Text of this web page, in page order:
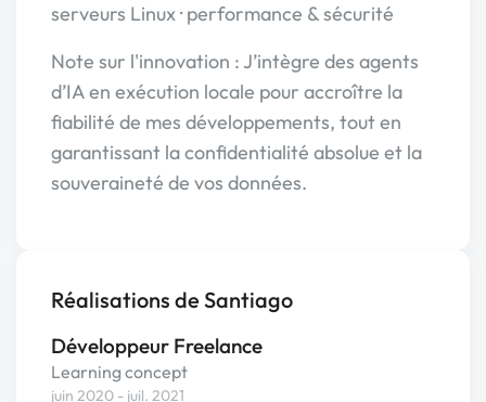
serveurs Linux · performance & sécurité
Note sur l'innovation : J’intègre des agents
d’IA en exécution locale pour accroître la
fiabilité de mes développements, tout en
garantissant la confidentialité absolue et la
souveraineté de vos données.
Réalisations de Santiago
Développeur Freelance
Learning concept
juin 2020 - juil. 2021